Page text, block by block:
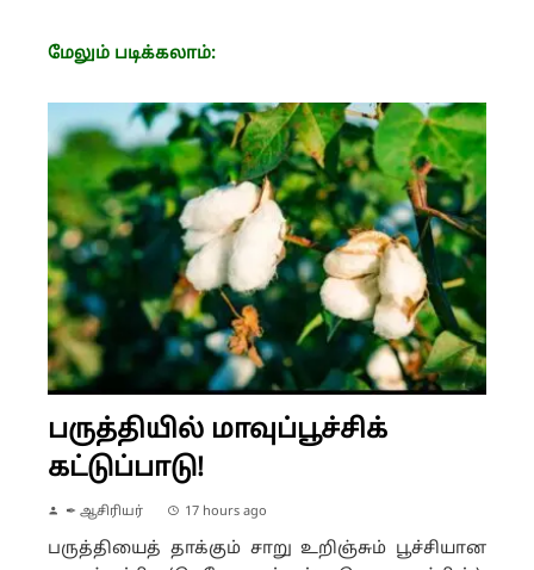
மேலும் படிக்கலாம்:
பருத்தியில் மாவுப்பூச்சிக்
கட்டுப்பாடு!
✒ ஆசிரியர் 17 hours ago
பருத்தியைத் தாக்கும் சாறு உறிஞ்சும் பூச்சியான